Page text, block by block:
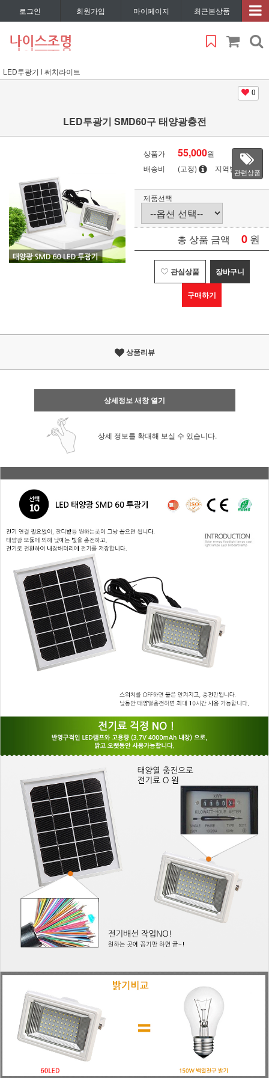
로그인 회원가입 마이페이지 최근본상품
LED투광기 l 써치라이트
0
LED투광기 SMD60구 태양광충전
상품가 55,000원
배송비
(고정) 지역별관련상품
제품선택
총 상품 금액 0 원
관심상품 장바구니
구매하기
상품리뷰
상세정보 새창 열기
상세 정보를 확대해 보실 수 있습니다.